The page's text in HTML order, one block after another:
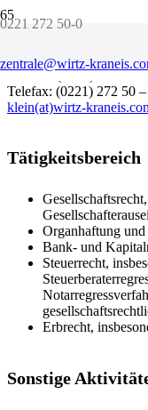
0221 272 50-0
zentrale@wirtz-
geboren 1964,
Telefon: (0221) 272 50 –
Telefax: (0221) 272 50
klein(at)wirtz-
Tätigkeitsbereich
Organhaftung
Bank- und
Steuerrecht,
Erbrecht,
Sonstige